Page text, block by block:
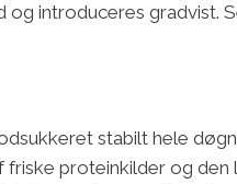
introduceres gradvist.
stabilt hele
proteinkilder og